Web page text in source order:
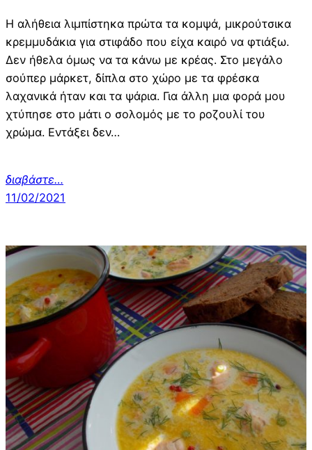
Η αλήθεια λιμπίστηκα πρώτα τα κομψά, μικρούτσικα
κρεμμυδάκια για στιφάδο που είχα καιρό να φτιάξω.
Δεν ήθελα όμως να τα κάνω με κρέας. Στο μεγάλο
σούπερ μάρκετ, δίπλα στο χώρο με τα φρέσκα
λαχανικά ήταν και τα ψάρια. Για άλλη μια φορά μου
χτύπησε στο μάτι ο σολομός με το ροζουλί του
χρώμα. Εντάξει δεν…
διαβάστε…
11/02/2021